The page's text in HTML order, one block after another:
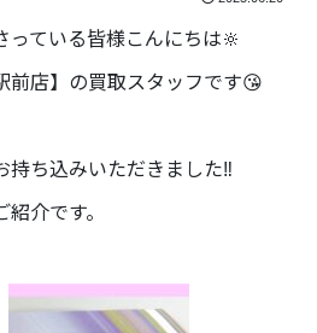
っている皆様こんにちは🔆
前店】の買取スタッフです😘
持ち込みいただきました‼️
介です。